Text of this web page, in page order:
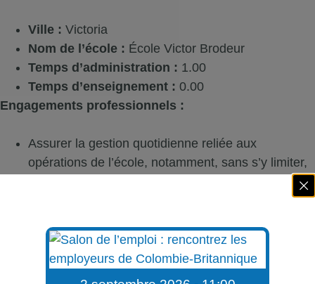
Ville : Victoria
Nom de l’école : École Victor Brodeur
Temps d’administration : 1.00
Temps d’enseignement : 0.00
Engagements professionnels :
Assurer la gestion quotidienne reliée aux
opérations de l’école, notamment, sans s’y limiter,
maintenance ainsi que le respect et l’application
S’engager à créer des relations bienveillantes avec
les élèves, le personnel, les parents et à célébrer
leur diversité ;